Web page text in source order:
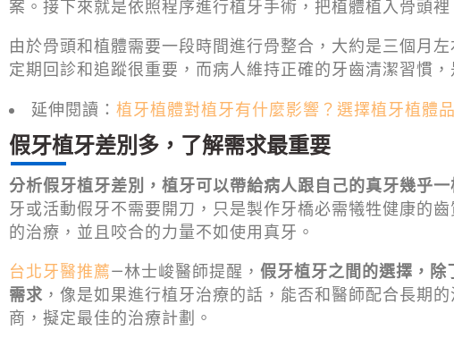
案。接下來就是依照程序進行植牙手術，把植體植入骨頭裡
由於骨頭和植體需要一段時間進行骨整合，大約是三個月
定期回診和追蹤很重要，而病人維持正確的牙齒清潔習慣
延伸閱讀： 植牙植體對植牙有什麼影響？選擇植牙植體
假牙植牙差別多，了解需求最重要
分析假牙植牙差別，植牙可以帶給病人跟自己的真牙幾乎
牙或活動假牙不需要開刀，只是製作牙橋必需犧牲健康的
的治療，並且咬合的力量不如使用真牙。
台北牙醫推薦—林士峻醫師提醒， 假牙植牙之間的選擇，
需求 ，像是如果進行植牙治療的話，能否和醫師配合長期
商，擬定最佳的治療計劃。